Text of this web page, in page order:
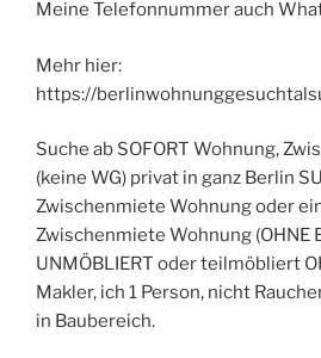
Meine Telefonnummer auch
Mehr hier:
https://
Suche ab SOFORT Wohnung,
(keine WG) privat in ganz Berlin
Zwischenmiete Wohnung oder
Zwischenmiete Wohnung (OHNE
UNMÖBLIERT oder teilmöbliert
Makler, ich 1 Person, nicht
in Baubereich.